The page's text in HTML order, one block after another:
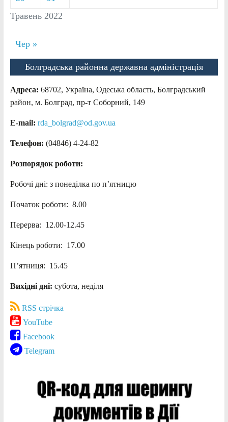
Травень 2022
Чер »
Болградська районна державна адміністрація
Адреса: 68702, Україна, Одеська область, Болградський
район, м. Болград, пр-т Соборний, 149
E-mail: rda_bolgrad@od.gov.ua
Телефон: (04846) 4-24-82
Розпорядок роботи:
Робочі дні: з понеділка по п’ятницю
Початок роботи: 8.00
Перерва: 12.00-12.45
Кінець роботи: 17.00
П’ятниця: 15.45
Вихідні дні: субота, неділя
RSS стрічка
YouTube
Facebook
Telegram